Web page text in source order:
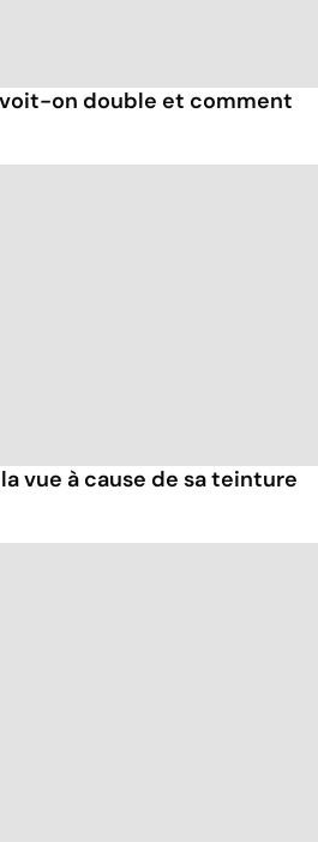
on double et comment
vue à cause de sa teinture